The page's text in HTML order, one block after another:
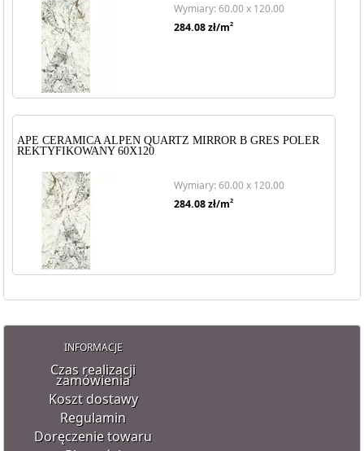
Wymiary: 60.00 x 120.00
284.08zł/m2
APE CERAMICA ALPEN QUARTZ MIRROR B GRES POLER
REKTYFIKOWANY 60X120
Wymiary: 60.00 x 120.00
284.08zł/m2
INFORMACJE
Czas realizacji
zamówienia
Koszt dostawy
Regulamin
Doręczenie towaru